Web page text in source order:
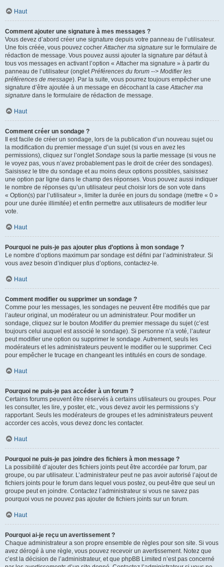
Haut
Comment ajouter une signature à mes messages ?
Vous devez d’abord créer une signature depuis votre panneau de l’utilisateur.
Une fois créée, vous pouvez cocherAttacher ma signature sur le formulaire de
rédaction de message. Vous pouvez aussi ajouter la signature par défaut à
tous vos messages en activant l’option « Attacher ma signature » à partir du
panneau de l’utilisateur (ongletPréférences du forum --> Modifier les
préférences de message). Par la suite, vous pourrez toujours empêcher une
signature d’être ajoutée à un message en décochant la caseAttacher ma
signature dans le formulaire de rédaction de message.
Haut
Comment créer un sondage ?
Il est facile de créer un sondage, lors de la publication d’un nouveau sujet ou
la modification du premier message d’un sujet (si vous en avez les
permissions), cliquez sur l’ongletSondage sous la partie message (si vous ne
le voyez pas, vous n’avez probablement pas le droit de créer des sondages).
Saisissez le titre du sondage et au moins deux options possibles, saisissez
une option par ligne dans le champ des réponses. Vous pouvez aussi indiquer
le nombre de réponses qu’un utilisateur peut choisir lors de son vote dans
« Option(s) par l’utilisateur », limiter la durée en jours du sondage (mettre « 0 »
pour une durée illimitée) et enfin permettre aux utilisateurs de modifier leur
vote.
Haut
Pourquoi ne puis-je pas ajouter plus d’options à mon sondage ?
Le nombre d’options maximum par sondage est défini par l’administrateur. Si
vous avez besoin d’indiquer plus d’options, contactez-le.
Haut
Comment modifier ou supprimer un sondage ?
Comme pour les messages, les sondages ne peuvent être modifiés que par
l’auteur original, un modérateur ou un administrateur. Pour modifier un
sondage, cliquez sur le bouton Modifierdu premier message du sujet (c’est
toujours celui auquel est associé le sondage). Si personne n’a voté, l’auteur
peut modifier une option ou supprimer le sondage. Autrement, seuls les
modérateurs et les administrateurs peuvent le modifier ou le supprimer. Ceci
pour empêcher le trucage en changeant les intitulés en cours de sondage.
Haut
Pourquoi ne puis-je pas accéder à un forum ?
Certains forums peuvent être réservés à certains utilisateurs ou groupes. Pour
les consulter, les lire, y poster, etc., vous devez avoir les permissions s’y
rapportant. Seuls les modérateurs de groupes et les administrateurs peuvent
accorder ces accès, vous devez donc les contacter.
Haut
Pourquoi ne puis-je pas joindre des fichiers à mon message ?
La possibilité d’ajouter des fichiers joints peut être accordée par forum, par
groupe, ou par utilisateur. L’administrateur peut ne pas avoir autorisé l’ajout de
fichiers joints pour le forum dans lequel vous postez, ou peut-être que seul un
groupe peut en joindre. Contactez l’administrateur si vous ne savez pas
pourquoi vous ne pouvez pas ajouter de fichiers joints sur un forum.
Haut
Pourquoi ai-je reçu un avertissement ?
Chaque administrateur a son propre ensemble de règles pour son site. Si vous
avez dérogé à une règle, vous pouvez recevoir un avertissement. Notez que
c’est la décision de l’administrateur, et que phpBB Limited n’est pas concerné